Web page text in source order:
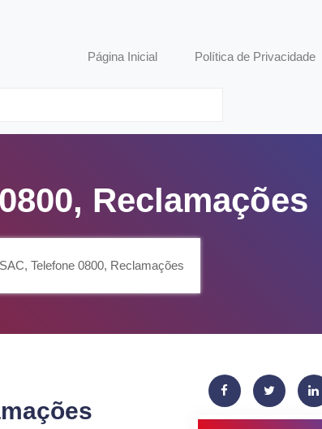
Página Inicial Política de Privacidade
Reclamações
Telefone 0800, Reclamações